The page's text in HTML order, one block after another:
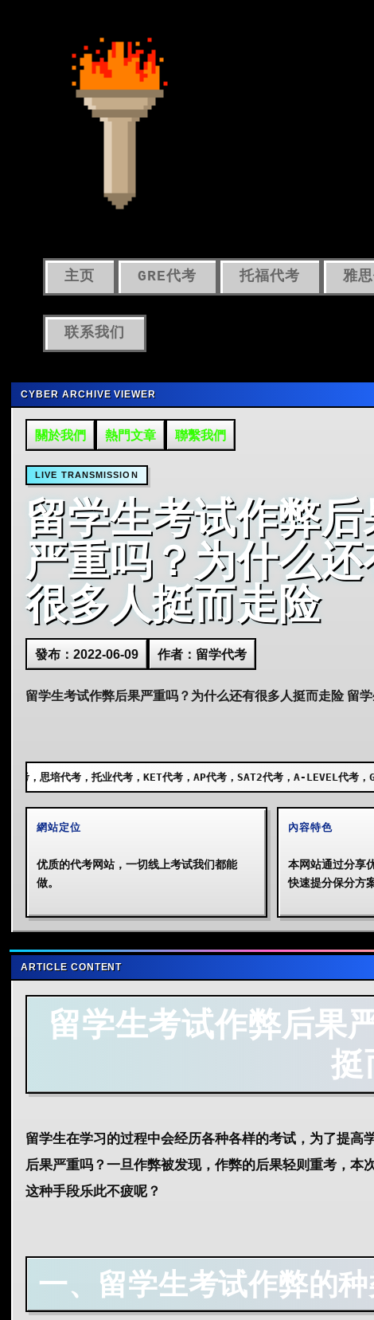
主页 GRE代考 托福代考 雅
联系我们
CYBER ARCHIVE VIEWER
關於我們 熱門文章 聯繫我們
LIVE TRANSMISSION
留学生考试作弊后
严重吗？为什么还
很多人挺而走险
發布：2022-06-09 作者：留学代考
留学生考试作弊后果严重吗？为什么还有很多人挺而走险 留
托业代考，KET代考，AP代考，SAT2代考，A-LEVEL代考，GCSE代
網站定位
优质的代考网站，一切线上考试我们都能
做。
內容特色
本网站通过分享
快速提分保分方案
ARTICLE CONTENT
留学生考试作弊后果
挺
留学生在学习的过程中会经历各种各样的考试，为了提
后果严重吗？一旦作弊被发现，作弊的后果轻则重考，
这种手段乐此不疲呢？
一、留学生考试作弊的种